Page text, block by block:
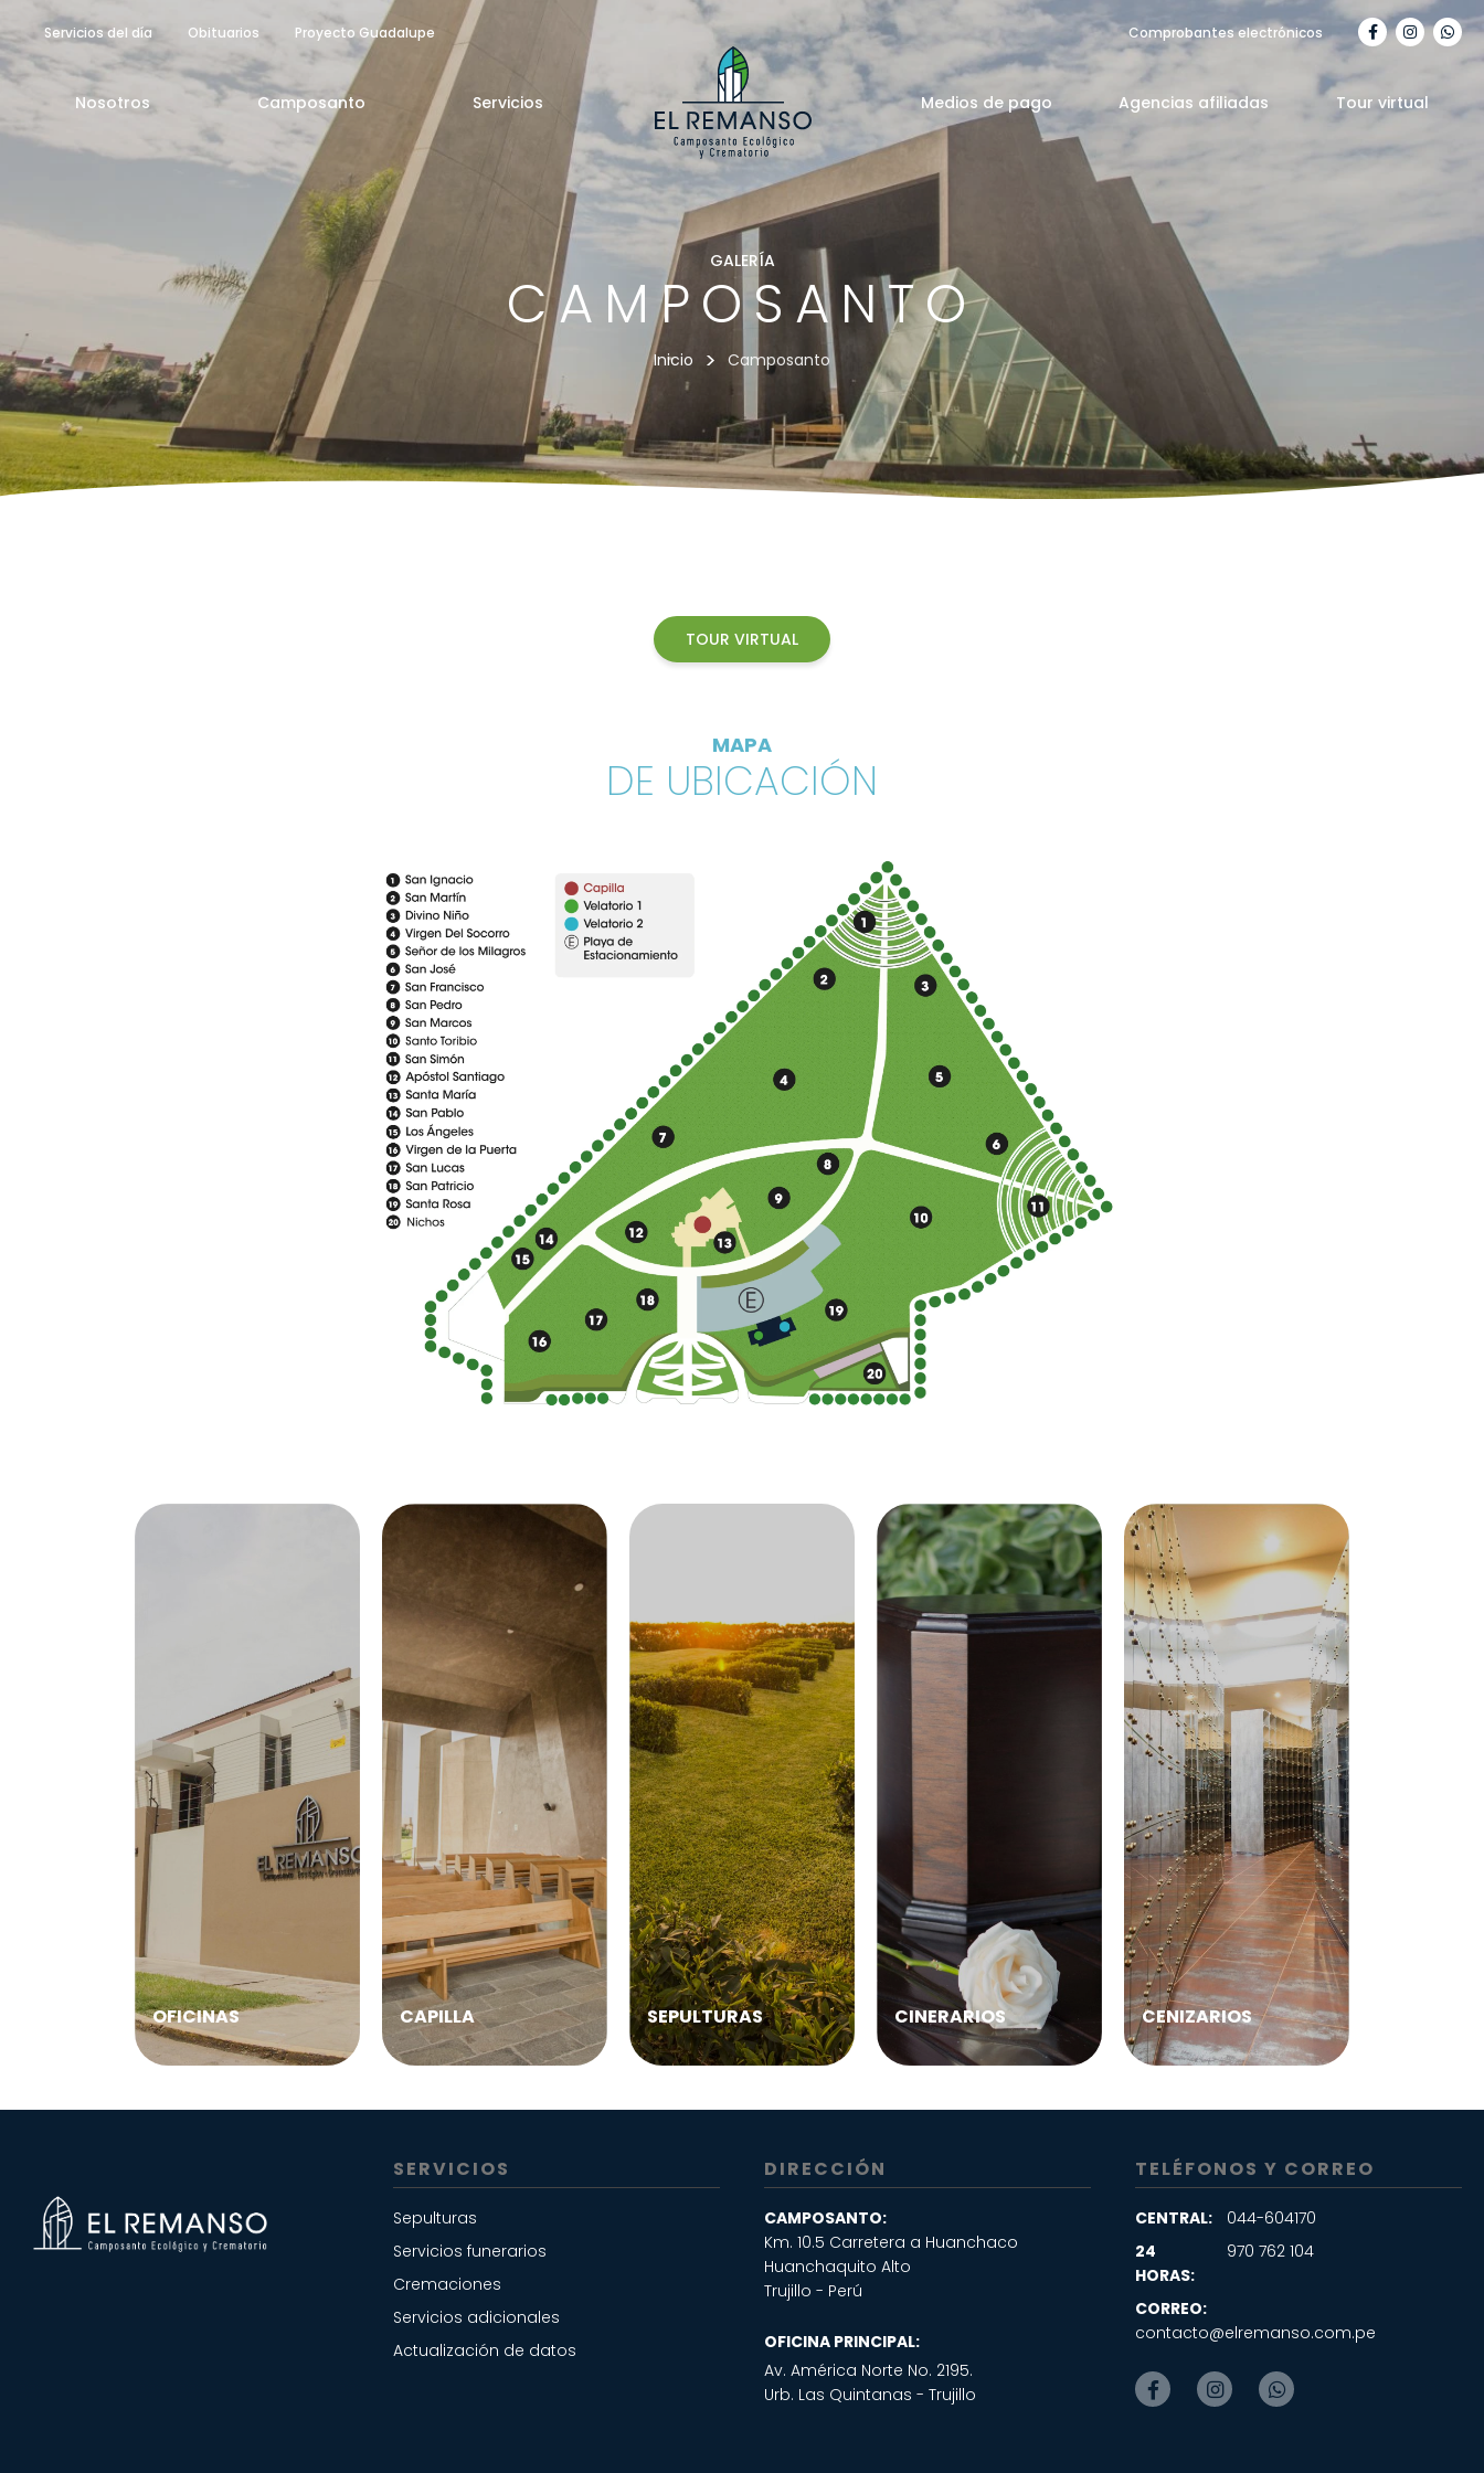
Servicios del día Obituarios Proyecto Guadalupe Comprobantes electrónicos
Nosotros Camposanto Servicios Medios de pago Agencias afiliadas Tour virtual
GALERÍA
CAMPOSANTO
Inicio > Camposanto
TOUR VIRTUAL
MAPA
DE UBICACIÓN
OFICINAS CAPILLA SEPULTURAS CINERARIOS CENIZARIOS
SERVICIOS
Sepulturas
Servicios funerarios
Cremaciones
Servicios adicionales
Actualización de datos
DIRECCIÓN
CAMPOSANTO:
Km. 10.5 Carretera a Huanchaco
Huanchaquito Alto
Trujillo - Perú
OFICINA PRINCIPAL:
Av. América Norte No. 2195.
Urb. Las Quintanas - Trujillo
TELÉFONOS Y CORREO
CENTRAL:
044-604170
24
HORAS:
970 762 104
CORREO:
contacto@elremanso.com.pe